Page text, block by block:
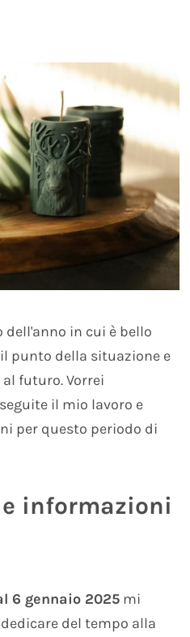
in cui è bello
punto della situazione e
futuro. Vorrei
il mio lavoro e
per questo periodo di
informazioni
6 gennaio 2025 mi
del tempo alla